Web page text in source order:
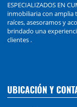
ESPECIALIZADOS EN
inmobiliaria con amplia
raíces, asesoramos y
brindado una
clientes .
UBICACIÓN Y